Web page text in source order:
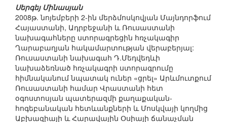
Սերգեյ Մինասյան
2008թ. նոյեմբերի 2-ին մերձմոսկովյան Մայնդորֆում
Հայաստանի, Ադրբեջանի և Ռուսաստանի
նախագահները ստորագրեցին հռչակագիր
Ղարաբաղյան հակամարտության վերաբերյալ:
Ռուսաստանի նախագահ Դ.Մեդվեդևի
նախաձեռնած հռչակագրի ստորագրումը
հիմնականում նպատակ ուներ «ցրել» Արևմուտքում
Ռուսաստանի համար Վրաստանի հետ
օգոստոսյան պատերազմի քաղաքական-
հոգեբանական հետևանքների և Մոսկվայի կողմից
Աբխազիայի և Հարավային Օսիայի ճանաչման